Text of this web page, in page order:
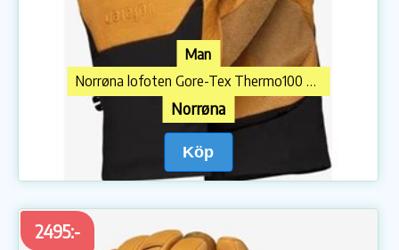
Man
Norrøna lofoten Gore-Tex Thermo100 Short Gloves Kangaroo
Norrøna
Köp
2495:-